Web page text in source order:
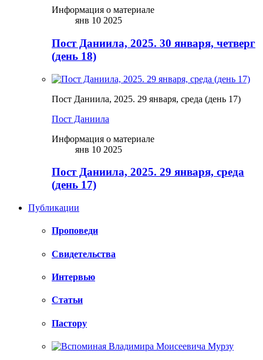
Информация о материале
янв 10 2025
Пост Даниила, 2025. 30 января, четверг
(день 18)
Пост Даниила, 2025. 29 января, среда (день 17)
Пост Даниила
Информация о материале
янв 10 2025
Пост Даниила, 2025. 29 января, среда
(день 17)
Публикации
Проповеди
Свидетельства
Интервью
Статьи
Пастору